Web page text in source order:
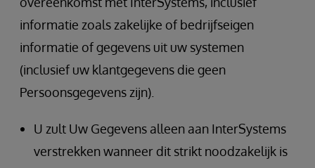
informatie zoals zakelijke of bedrijfseigen
informatie of gegevens uit uw systemen
(inclusief uw klantgegevens die geen
Persoonsgegevens zijn).
U zult Uw Gegevens alleen aan InterSystems
verstrekken wanneer dit strikt noodzakelijk is